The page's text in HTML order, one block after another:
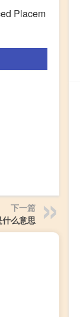
Placem
下一篇
么意思